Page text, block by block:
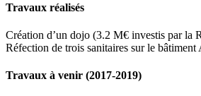
Travaux réalisés
Création d’un dojo (3.2 M€ investis par la
Réfection de trois sanitaires sur le bâtiment
Travaux à venir (2017-2019)